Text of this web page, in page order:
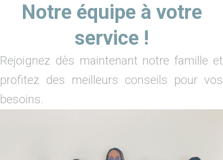
Notre équipe à votre
service !
Rejoignez dès maintenant notre famille et
profitez des meilleurs conseils pour vos
besoins.